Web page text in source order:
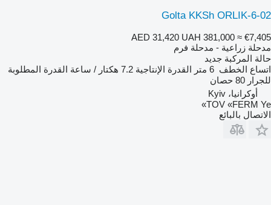
Golta KKSh ORLIK-6-02
AED 31,420 UAH 381,000 ≈ €7,405
مدحلة زراعية - مدحلة فرم
حالة المركبة جديد
اتساع الخطف 6 متر القدرة الإنتاجية 7.2 هكتار / ساعة
القدرة المطلوبة
للجرار 80 حصان
أوكرانيا، Kyiv
TOV «FERM Ye»
الاتصال بالبائع